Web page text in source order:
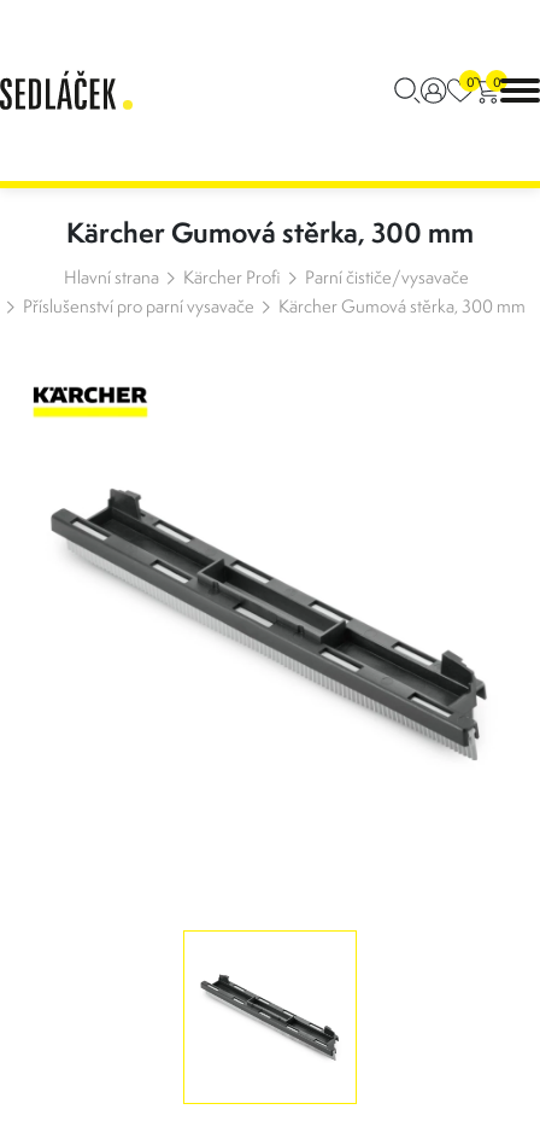
0 0
Kärcher Gumová stěrka, 300 mm
Hlavní strana Kärcher Profi
Parní čističe/vysavače
Příslušenství pro parní vysavače
Kärcher Gumová stěrka, 300 mm